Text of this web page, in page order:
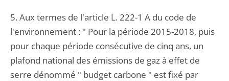
5. Aux termes de l'article L. 222-1 A du code de
l'environnement : " Pour la période 2015-2018, puis
pour chaque période consécutive de cinq ans, un
plafond national des émissions de gaz à effet de
serre dénommé " budget carbone " est fixé par